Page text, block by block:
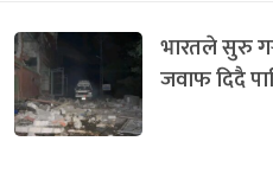
भारतले सुरु
जवाफ दिदै